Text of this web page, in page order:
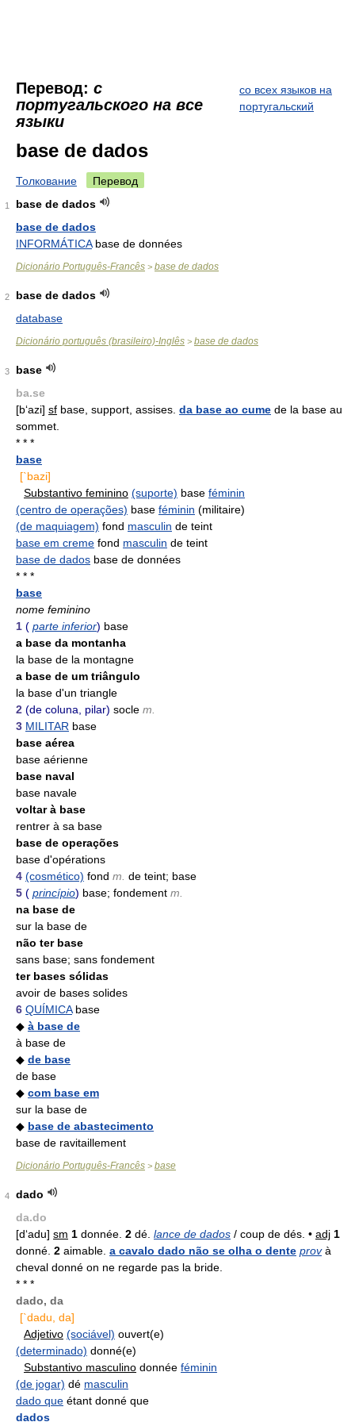
Перевод: с
португальского на все
языки
со всех языков на
португальский
base de dados
Толкование Перевод
1
base de dados
base de dados
INFORMÁTICAbase de données
Dicionário Português-Francês > base de dados
2
base de dados
database
Dicionário português (brasileiro)-Inglês > base de dados
3
base
ba.se
[b‘azi] sf base, support, assises. da base ao cume de la base au
sommet.
* * *
base
[`bazi]
Substantivo feminino (suporte) base féminin
(centro de operações) base féminin (militaire)
(de maquiagem) fond masculin de teint
base em creme fond masculin de teint
base de dados base de données
* * *
base
nome feminino
1 ( parte inferior) base
a base da montanha
la base de la montagne
a base de um triângulo
la base d'un triangle
2 (de coluna, pilar) socle m.
3 MILITAR base
base aérea
base aérienne
base naval
base navale
voltar à base
rentrer à sa base
base de operações
base d'opérations
4 (cosmético) fond m. de teint; base
5 ( princípio) base; fondement m.
na base de
sur la base de
não ter base
sans base; sans fondement
ter bases sólidas
avoir de bases solides
6 QUÍMICAbase
◆ à base de
à base de
◆ de base
de base
◆ com base em
sur la base de
◆ base de abastecimento
base de ravitaillement
Dicionário Português-Francês > base
4
dado
da.do
[d‘adu] sm 1 donnée. 2 dé. lance de dados / coup de dés. • adj 1
donné. 2 aimable. a cavalo dado não se olha o dente provà
cheval donné on ne regarde pas la bride.
* * *
dado, da
[`dadu, da]
Adjetivo (sociável) ouvert(e)
(determinado) donné(e)
Substantivo masculino donnée féminin
(de jogar) dé masculin
dado que étant donné que
dados